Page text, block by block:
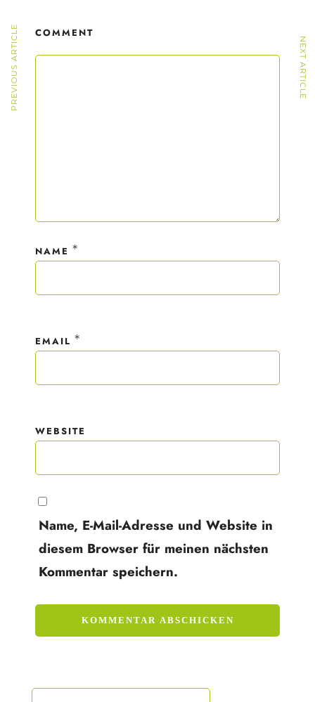
COMMENT
NAME *
EMAIL *
WEBSITE
Name, E-Mail-Adresse und Website in
diesem Browser für meinen nächsten
Kommentar speichern.
PREVIOUS ARTICLE NEXT ARTICLE